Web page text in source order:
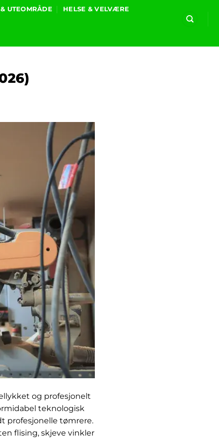
UTEOMRÅDE HELSE & VELVÆRE
og profesjonelt
teknologisk
profesjonelle tømrere.
flising, skjeve vinkler